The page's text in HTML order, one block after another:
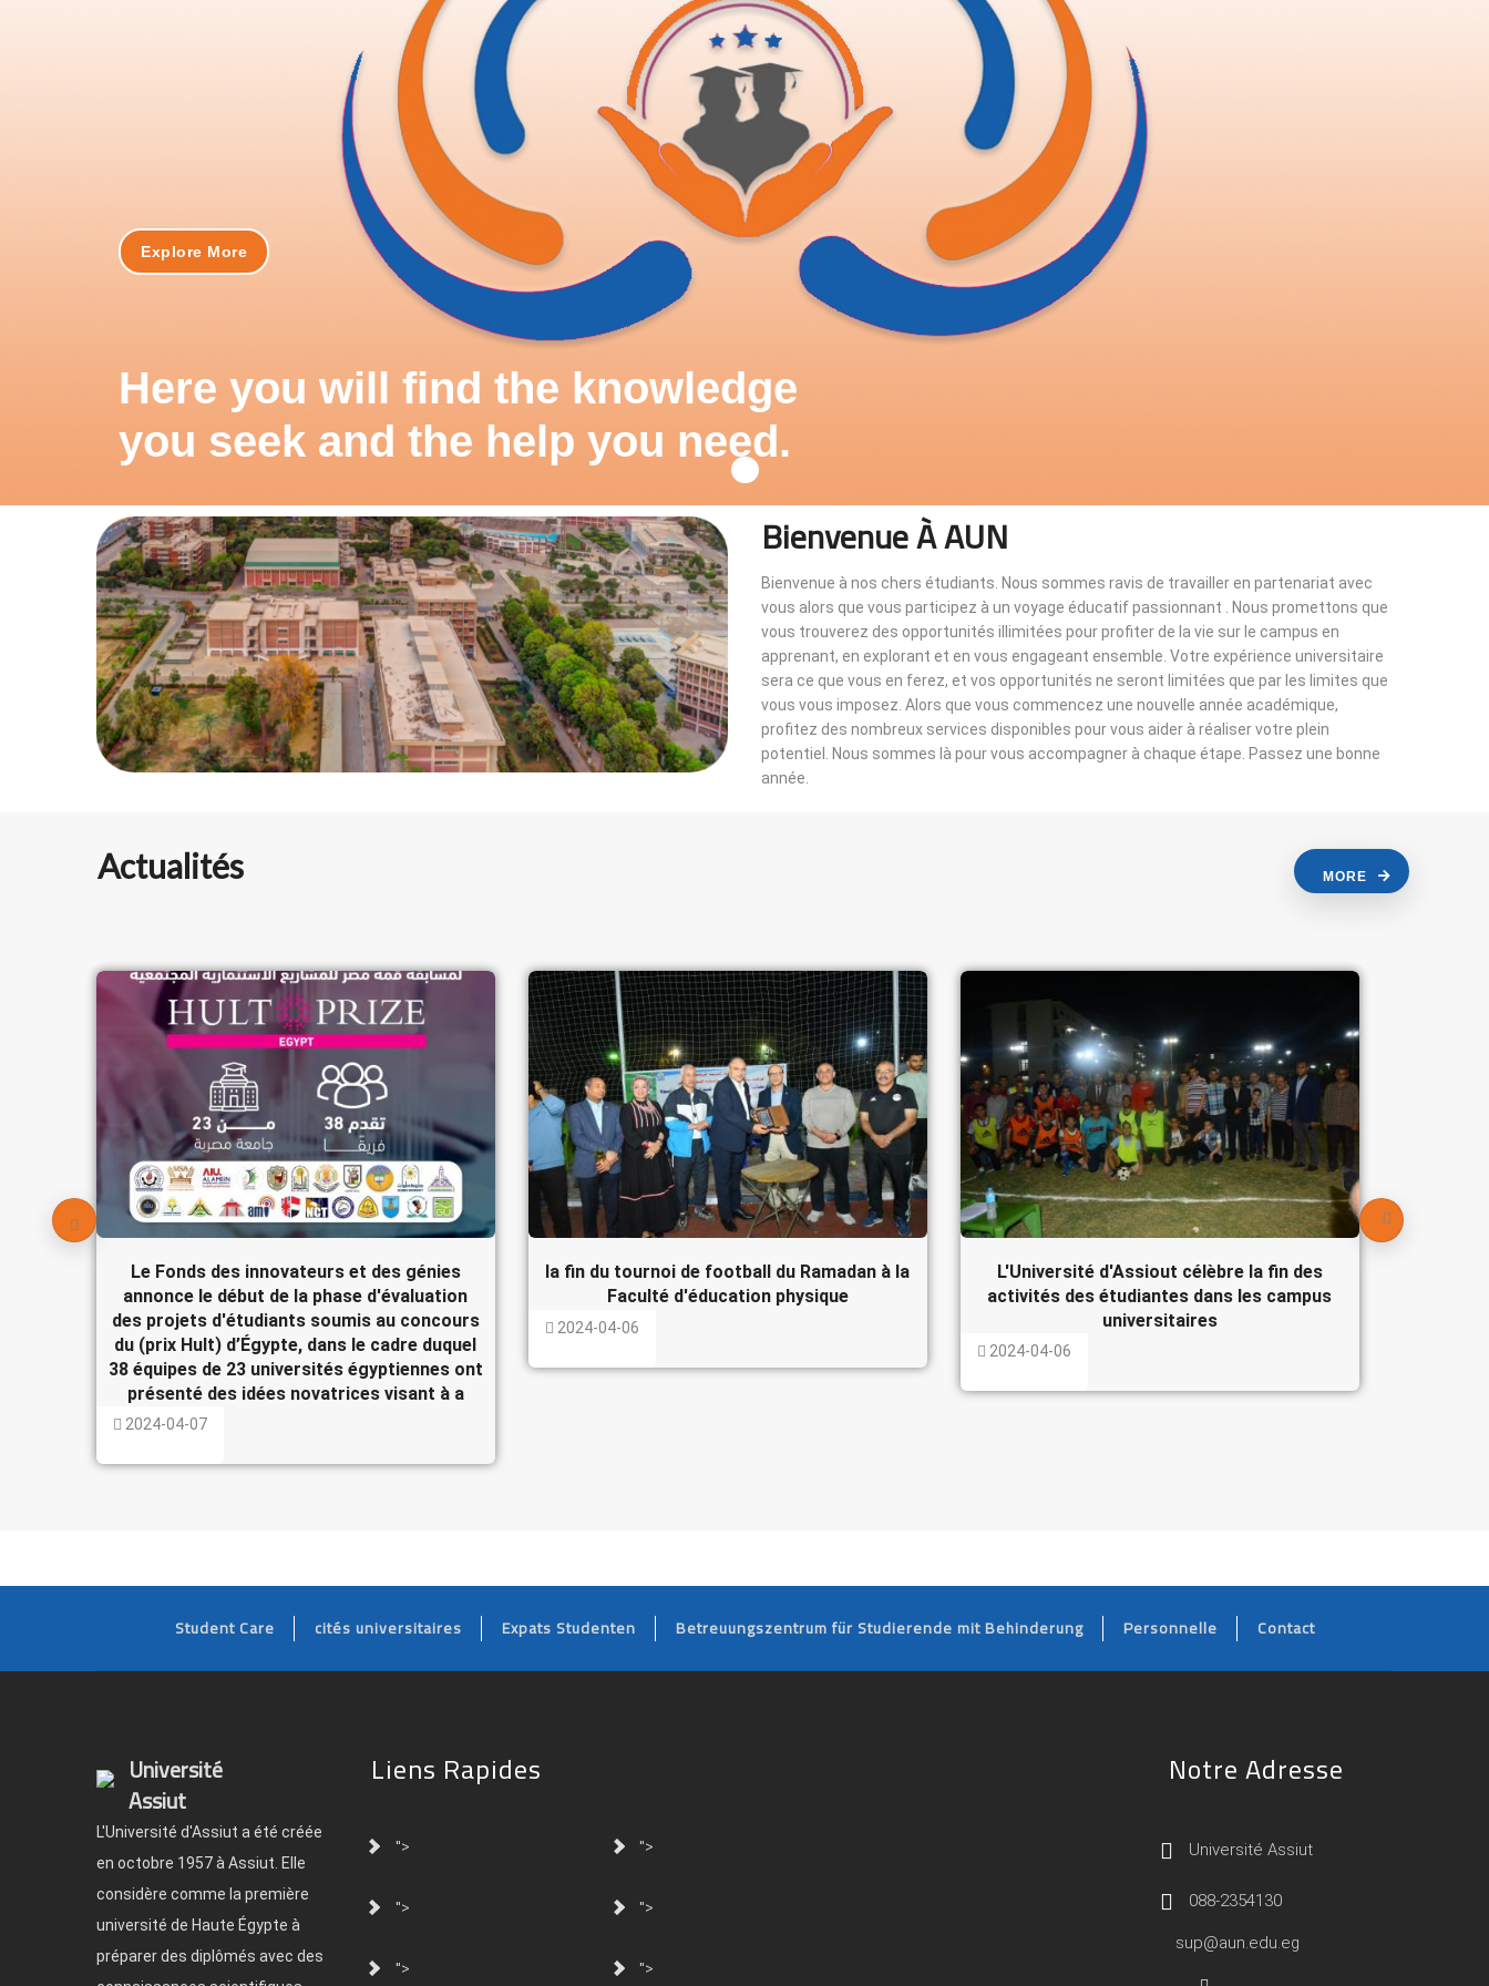
Here you will find the knowledge
you seek and the help you need.
Explore More
Bienvenue À AUN
Bienvenue à nos chers étudiants. Nous sommes ravis de travailler en partenariat avec
vous alors que vous participez à un voyage éducatif passionnant . Nous promettons que
vous trouverez des opportunités illimitées pour profiter de la vie sur le campus en
apprenant, en explorant et en vous engageant ensemble. Votre expérience universitaire
sera ce que vous en ferez, et vos opportunités ne seront limitées que par les limites que
vous vous imposez. Alors que vous commencez une nouvelle année académique,
profitez des nombreux services disponibles pour vous aider à réaliser votre plein
potentiel. Nous sommes là pour vous accompagner à chaque étape. Passez une bonne
année.
Actualités MORE
Le Fonds des innovateurs et des génies
annonce le début de la phase d'évaluation
des projets d'étudiants soumis au concours
du (prix Hult) d’Égypte, dans le cadre duquel
38 équipes de 23 universités égyptiennes ont
présenté des idées novatrices visant à a
2024-04-07
la fin du tournoi de football du Ramadan à la
Faculté d'éducation physique
2024-04-06
L'Université d'Assiout célèbre la fin des
activités des étudiantes dans les campus
universitaires
2024-04-06
FOOTER
Student Care cités universitaires Expats Studenten Betreuungszentrum für Studierende mit Behinderung Personnelle Contact
Université
Assiut
L'Université d'Assiut a été créée
en octobre 1957 à Assiut. Elle
considère comme la première
université de Haute Égypte à
préparer des diplômés avec des
Liens Rapides
"> ">
"> ">
"> ">
Notre Adresse
Université Assiut
088-2354130
sup@aun.edu.eg